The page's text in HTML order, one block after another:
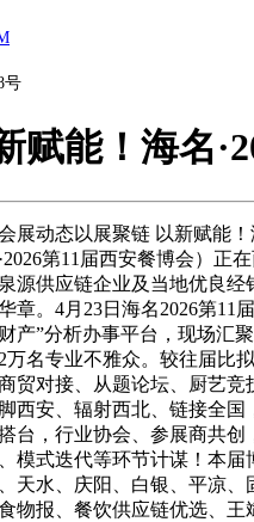
号
赋能！海名
态以展聚链 以新赋能！
第11届西安餐博会）
源供应链企业及当地优良
章。4月23日海名2026第
产”分析办事平台，现场汇
名专业不雅众。较往届比
贸对接、从题论坛、厨艺
西安、辐射西北、链接全
台，行业协会、参展商共
模式迭代等环节计谋！本
天水、庆阳、白银、平凉
物报、餐饮供应链优选、